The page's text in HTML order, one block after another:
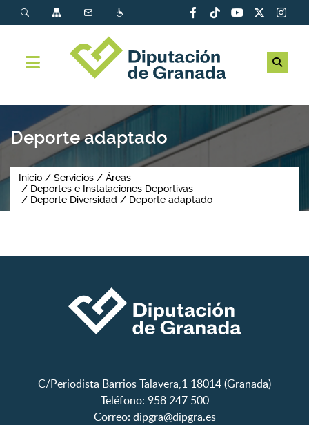
Deporte adaptado
Inicio Servicios
Áreas
Deportes e Instalaciones Deportivas
Deporte Diversidad
Deporte adaptado
C/Periodista Barrios Talavera,1 18014 (Granada)
Teléfono: 958 247 500
Correo: dipgra@dipgra.es